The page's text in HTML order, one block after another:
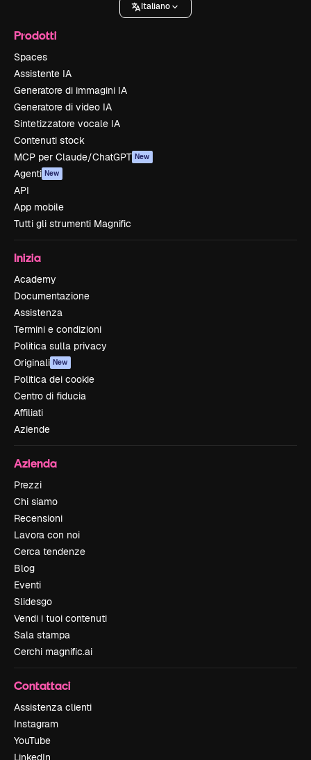
Italiano
Prodotti
Spaces
Assistente IA
Generatore di immagini IA
Generatore di video IA
Sintetizzatore vocale IA
Contenuti stock
MCP per Claude/ChatGPT New
Agenti New
API
App mobile
Tutti gli strumenti Magnific
Inizia
Academy
Documentazione
Assistenza
Termini e condizioni
Politica sulla privacy
Originali New
Politica dei cookie
Centro di fiducia
Affiliati
Aziende
Azienda
Prezzi
Chi siamo
Recensioni
Lavora con noi
Cerca tendenze
Blog
Eventi
Slidesgo
Vendi i tuoi contenuti
Sala stampa
Cerchi magnific.ai
Contattaci
Assistenza clienti
Instagram
YouTube
LinkedIn